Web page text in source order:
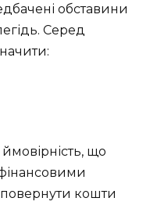
обставини
Серед
ймовірність, що
кошти